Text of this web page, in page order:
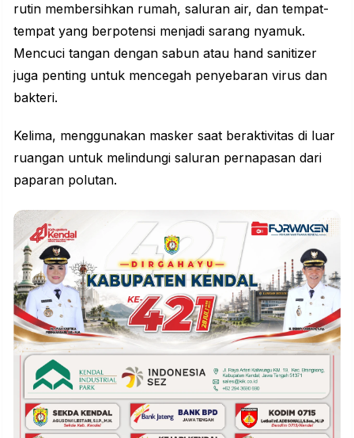
rutin membersihkan rumah, saluran air, dan tempat-
tempat yang berpotensi menjadi sarang nyamuk.
Mencuci tangan dengan sabun atau hand sanitizer
juga penting untuk mencegah penyebaran virus dan
bakteri.
Kelima, menggunakan masker saat beraktivitas di luar
ruangan untuk melindungi saluran pernapasan dari
paparan polutan.